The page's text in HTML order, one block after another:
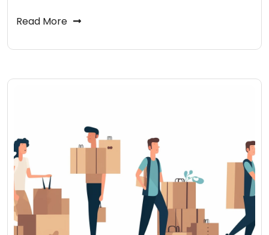
Read More